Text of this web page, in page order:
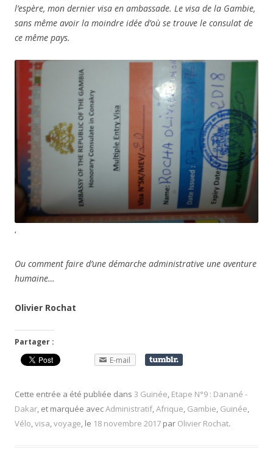
l’espère, mon dernier visa en ambassade. Le visa de la Gambie,
sans même avoir la moindre idée d’où se trouve le consulat de
ce même pays.
‘
Ou comment faire d’une démarche administrative une aventure
humaine…
Olivier Rochat
Partager :
E-mail
Cette entrée a été publiée dans 3 Guinée Etape N°9 : Danané -
Dakar , et marquée avecAdministratif, Afrique Gambie Guinée
Vélo visa voyage , le 18 novembre 2017 par Olivier Rochat.